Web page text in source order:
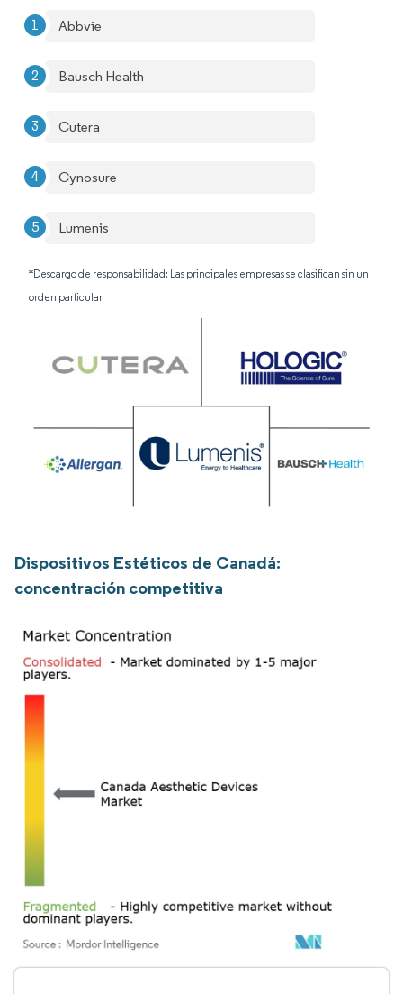
Abbvie
Bausch Health
Cutera
Cynosure
Lumenis
*Descargo de responsabilidad: Las principales empresas se clasifican sin un
orden particular
Dispositivos Estéticos de Canadá:
concentración competitiva